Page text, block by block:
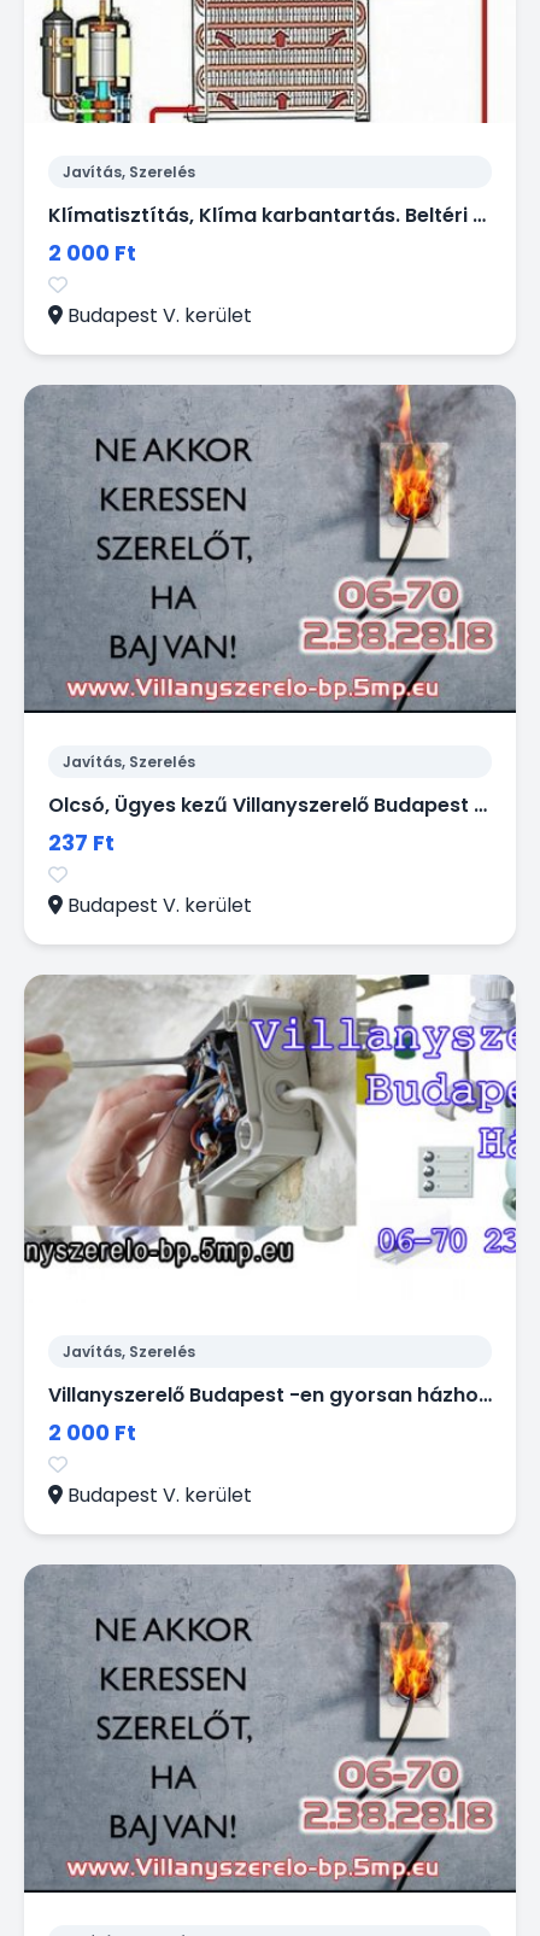
Javítás, Szerelés
Klímatisztítás, Klíma karbantartás. Beltéri és kültéri klímák évenkénti vegyszeres és mechanikai tisztítása - gyorsan, olcsón házhoz megyek!
2 000 Ft
Budapest V. kerület
Javítás, Szerelés
Olcsó, Ügyes kezű Villanyszerelő Budapest -en gyorsan házhoz megy kisebb munkák miatt is!
237 Ft
Budapest V. kerület
Javítás, Szerelés
Villanyszerelő Budapest -en gyorsan házhoz megy kisebb munkák miatt is!
2 000 Ft
Budapest V. kerület